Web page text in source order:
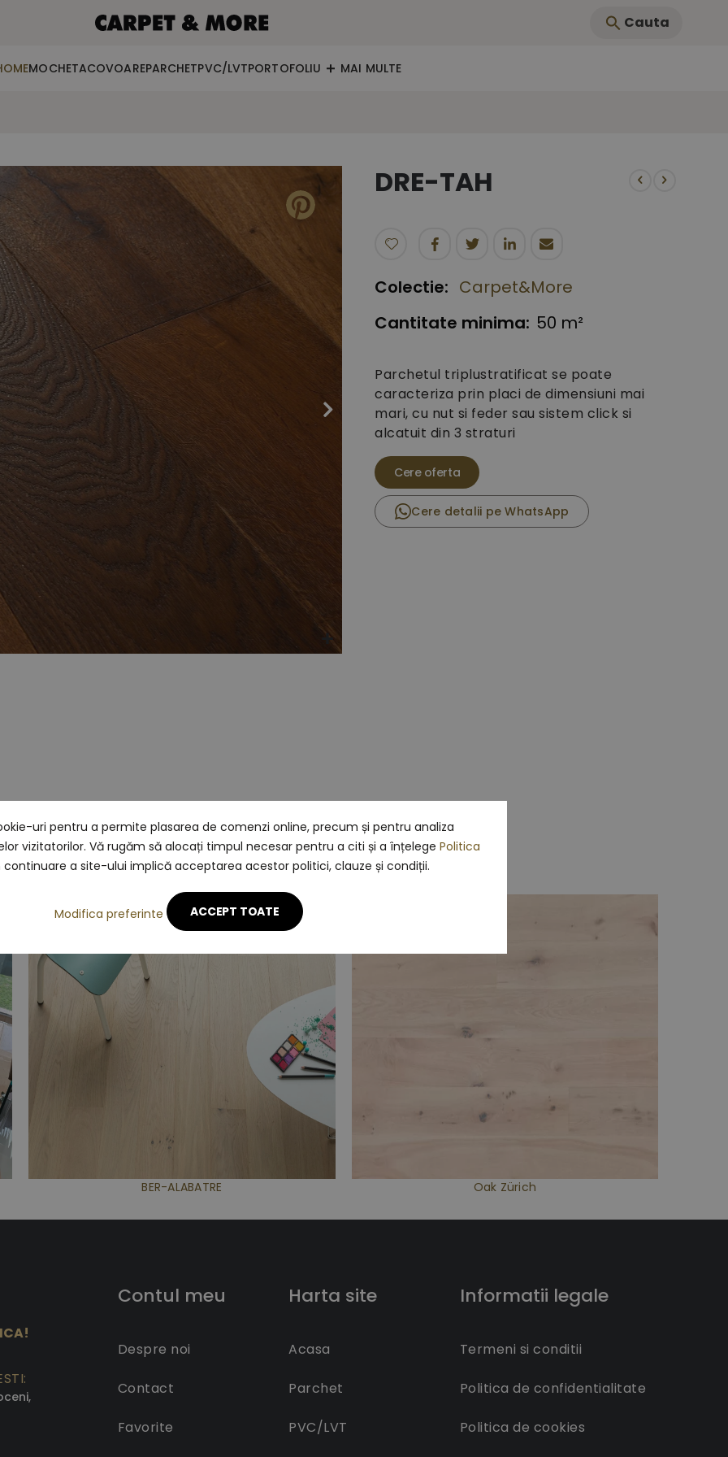
uri pentru a permite plasarea de comenzi online, precum și pentru analiza
vizitatorilor. Vă rugăm să alocați timpul necesar pentru a citi și a înțelege Politica
continuare a site-ului implică acceptarea acestor politici, clauze și condiții.
Modifica preferinte ACCEPT TOATE
Cauta
MOCHETACOVOAREPARCHETPVC/LVTPORTOFOLIU MAI MULTE
DRE-TAH
Colectie: Carpet&More
Cantitate minima: 50 m²
Parchetul triplustratificat se poate
caracteriza prin placi de dimensiuni mai
mari, cu nut si feder sau sistem click si
alcatuit din 3 straturi
Cere detalii pe WhatsApp
si alte produse recomandate
BER-ALABATRE Oak Zürich
Contul meu
Despre noi
Contact
Favorite
Harta site
Acasa
Parchet
PVC/LVT
Informatii legale
Termeni si conditii
Politica de confidentialitate
Politica de cookies